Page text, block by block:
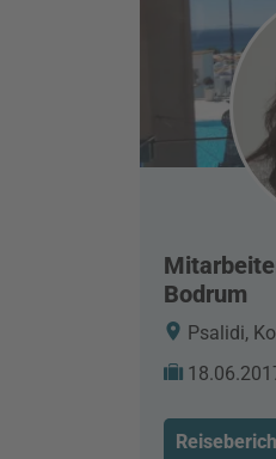
Bodrum
Psalidi,